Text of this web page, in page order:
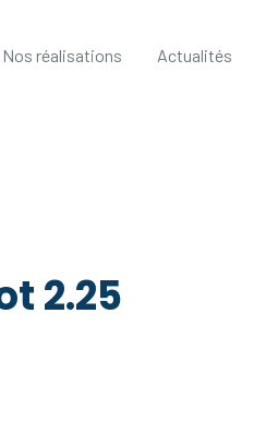
Nos réalisations Actualités
2.25